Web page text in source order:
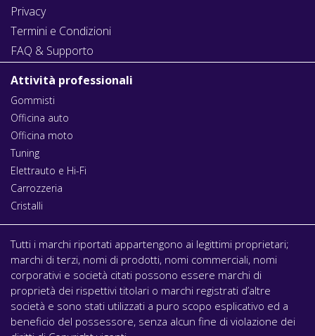
Privacy
Termini e Condizioni
FAQ & Supporto
Attività professionali
Gommisti
Officina auto
Officina moto
Tuning
Elettrauto e Hi-Fi
Carrozzeria
Cristalli
Tutti i marchi riportati appartengono ai legittimi proprietari;
marchi di terzi, nomi di prodotti, nomi commerciali, nomi
corporativi e società citati possono essere marchi di
proprietà dei rispettivi titolari o marchi registrati d’altre
società e sono stati utilizzati a puro scopo esplicativo ed a
beneficio del possessore, senza alcun fine di violazione dei